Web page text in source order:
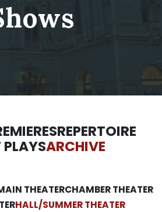
REPERTOIRE
PLAYSARCHIVE
THEATERCHAMBER THEATER
HALL/SUMMER THEATER